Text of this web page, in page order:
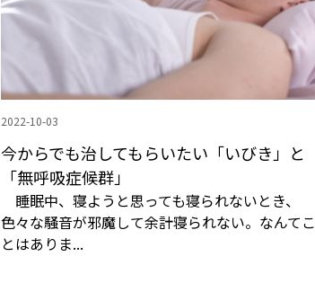
2022-10-03
今からでも治してもらいたい「いびき」と
「無呼吸症候群」
睡眠中、寝ようと思っても寝られないとき、
色々な騒音が邪魔して余計寝られない。なんてこ
とはありま...